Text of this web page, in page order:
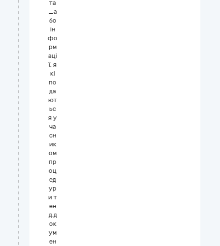
та
_а
бо
ін
фо
рм
аці
ї, я
кі
по
да
ют
ьс
я у
ча
сн
ик
ом
пр
оц
ед
ур
и т
ен
д.д
ок
ум
ен